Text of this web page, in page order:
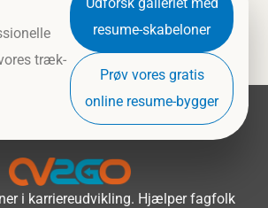
træk-
resume-skabeloner
Prøv vores gratis
online resume-bygger
i karriereudvikling. Hjælper fagfolk